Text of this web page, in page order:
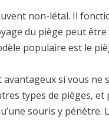
non-létal. Il
du piège peut
populaire est le
si vous
types de pièges,
souris y